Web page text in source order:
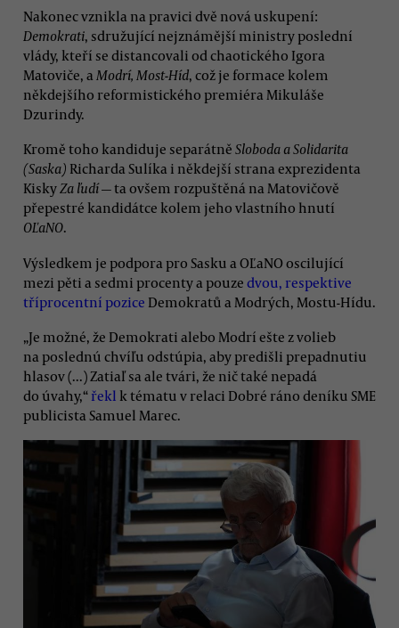
Nakonec vznikla na pravici dvě nová uskupení:
Demokrati, sdružující nejznámější ministry poslední
vlády, kteří se distancovali od chaotického Igora
Matoviče, a Modrí, Most-Híd, což je formace kolem
někdejšího reformistického premiéra Mikuláše
Dzurindy.
Kromě toho kandiduje separátně Sloboda a Solidarita
(Saska) Richarda Sulíka i někdejší strana exprezidenta
KiskyZa ľudí— ta ovšem rozpuštěná na Matovičově
přepestré kandidátce kolem jeho vlastního hnutí
OĽaNO.
Výsledkem je podpora pro Sasku a OĽaNO oscilující
mezi pěti a sedmi procenty a pouze dvou, respektive
tříprocentní pozice Demokratů a Modrých, Mostu-Hídu.
„Je možné, že Demokrati alebo Modrí ešte z volieb
na poslednú chvíľu odstúpia, aby predišli prepadnutiu
hlasov (...) Zatiaľ sa ale tvári, že nič také nepadá
do úvahy,“ řekl k tématu v relaci Dobré ráno deníku SME
publicista Samuel Marec.